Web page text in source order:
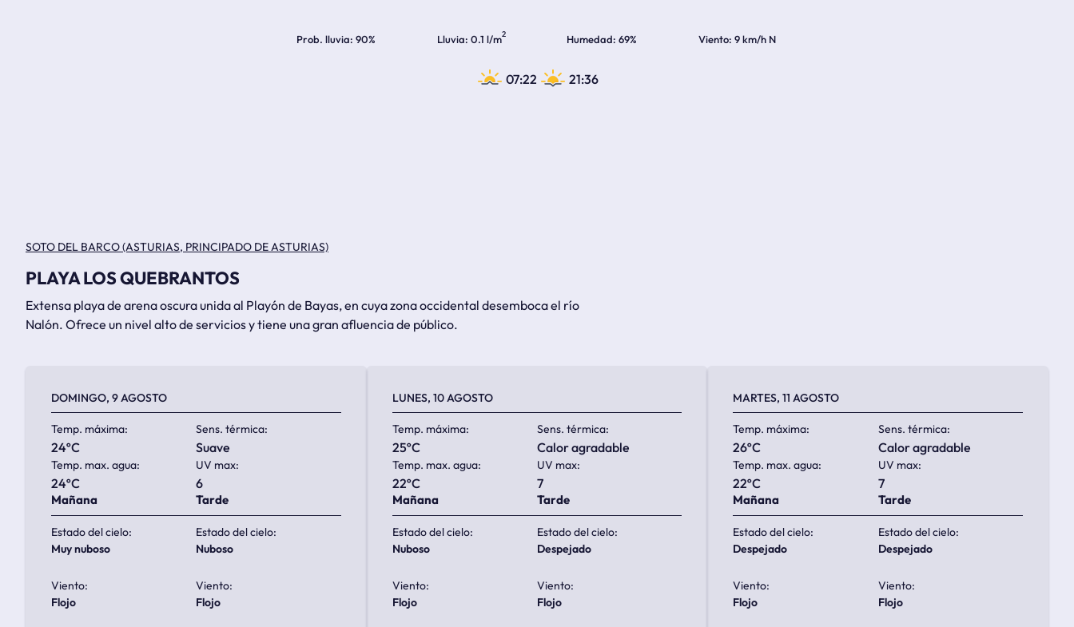
Prob. lluvia 90% Lluvia 0.1 l/m2 Humedad 69% Viento 9 km/h N
07:22 21:36
SOTO DEL BARCO (ASTURIAS, PRINCIPADO DE ASTURIAS)
PLAYA LOS QUEBRANTOS
Extensa playa de arena oscura unida al Playón de Bayas, en cuya zona occidental desemboca el río
Nalón. Ofrece un nivel alto de servicios y tiene una gran afluencia de público.
DOMINGO, 9 AGOSTO
Temp. máxima:
24ºC
Sens. térmica:
suave
Temp. max. agua:
24ºC
UV max:
6
Mañana
Estado del cielo:
muy nuboso
Viento:
flojo
Tarde
Estado del cielo:
nuboso
Viento:
flojo
LUNES, 10 AGOSTO
Temp. máxima:
25ºC
Sens. térmica:
calor agradable
Temp. max. agua:
22ºC
UV max:
7
Mañana
Estado del cielo:
nuboso
Viento:
flojo
Tarde
Estado del cielo:
despejado
Viento:
flojo
MARTES, 11 AGOSTO
Temp. máxima:
26ºC
Sens. térmica:
calor agradable
Temp. max. agua:
22ºC
UV max:
7
Mañana
Estado del cielo:
despejado
Viento:
flojo
Tarde
Estado del cielo:
despejado
Viento:
flojo